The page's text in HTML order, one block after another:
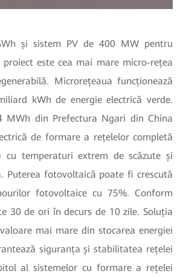
și sistem PV de 400 MW pentru
este cea mai mare micro-rețea
Microrețeaua funcționează
kWh de energie electrică verde.
MWh din Prefectura Ngari din China
de formare a rețelelor completă
temperaturi extrem de scăzute și
Puterea fotovoltaică poate fi crescută
fotovoltaice cu 75%. Conform
30 de ori în decurs de 10 zile. Soluția
mai mare din stocarea energiei
siguranța și stabilitatea rețelei
al sistemelor cu formare a rețelei